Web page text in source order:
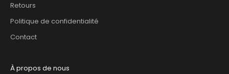
Retours
Politique de confidentialité
Contact
À propos de nous